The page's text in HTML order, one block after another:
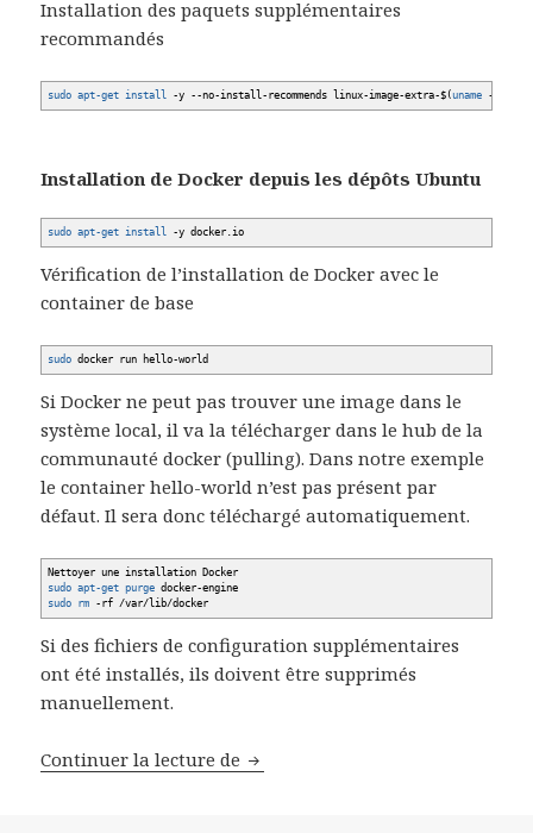
Installation des paquets supplémentaires
recommandés
sudo apt-get install -y --no-install-recommends linux-image-extra-$ (uname -r
Installation de Docker depuis les dépôts Ubuntu
sudo apt-get install -y docker.io
Vérification de l’installation de Docker avec le
container de base
sudo docker run hello-world
Si Docker ne peut pas trouver une image dans le
système local, il va la télécharger dans le hub de la
communauté docker (pulling). Dans notre exemple
le container hello-world n’est pas présent par
défaut. Il sera donc téléchargé automatiquement.
Nettoyer une installation Docker
sudo apt-get purge docker-engine
sudo rm -rf /var/ lib/docker
Si des fichiers de configuration supplémentaires
ont été installés, ils doivent être supprimés
manuellement.
Continuer la lecture de Tutorial Docker pour démarrer